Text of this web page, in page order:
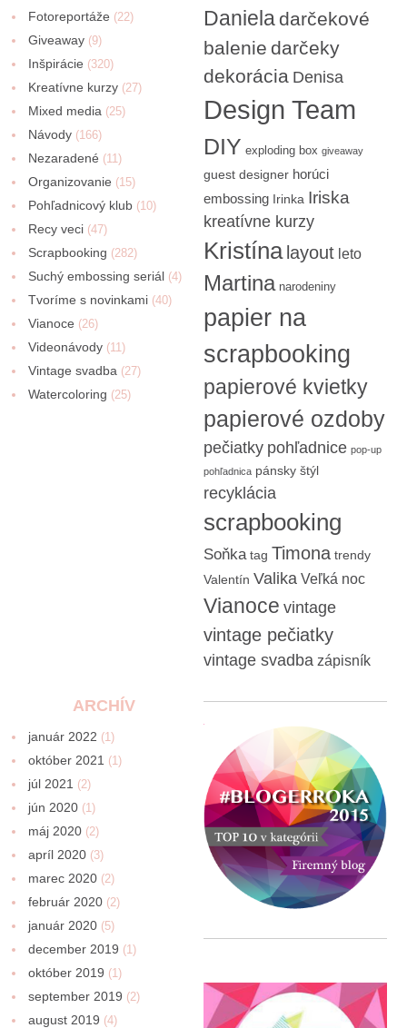
Fotoreportáže (22)
Giveaway (9)
Inšpirácie (320)
Kreatívne kurzy (27)
Mixed media (25)
Návody (166)
Nezaradené (11)
Organizovanie (15)
Pohľadnicový klub (10)
Recy veci (47)
Scrapbooking (282)
Suchý embossing seriál (4)
Tvoríme s novinkami (40)
Vianoce (26)
Videonávody (11)
Vintage svadba (27)
Watercoloring (25)
Daniela darčekové
balenie darčeky
dekorácia Denisa
Design Team
DIY exploding box giveaway
guest designer horúci
embossing Irinka Iriska
kreatívne kurzy
Kristína layout leto
Martina narodeniny
papier na
scrapbooking
papierové kvietky
papierové ozdoby
pečiatky pohľadnice pop-up
pohľadnica pánsky štýl
recyklácia
scrapbooking
Soňka tag Timona trendy
Valentín Valika Veľká noc
Vianoce vintage
vintage pečiatky
vintage svadba zápisník
ARCHÍV
január 2022 (1)
október 2021 (1)
júl 2021 (2)
jún 2020 (1)
máj 2020 (2)
apríl 2020 (3)
marec 2020 (2)
február 2020 (2)
január 2020 (5)
december 2019 (1)
október 2019 (1)
september 2019 (2)
august 2019 (4)